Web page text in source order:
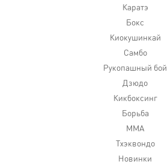
Каратэ
Бокс
Киокушинкай
Самбо
Рукопашный бой
Дзюдо
Кикбоксинг
Борьба
MMA
Тхэквондо
Новинки